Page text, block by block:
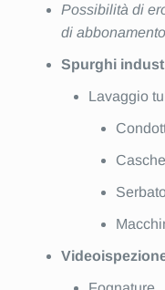
Possibilità di
di
Spurghi
Lavaggio
Casche